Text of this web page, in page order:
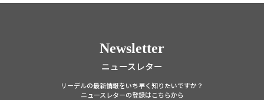
Newsletter
ニュースレター
リーデルの最新情報をいち早く知りたいですか？
ニュースレターの登録はこちらから